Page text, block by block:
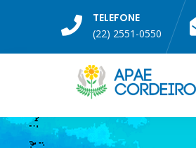
TELEFONE
(22) 2551-0550